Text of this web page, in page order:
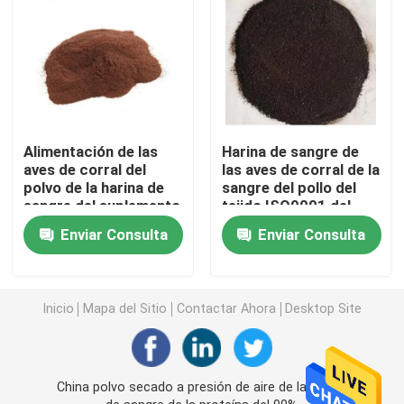
Harina de sangre de las aves de corral
Polvo de la peptona
Intermedios farmacéuticos
Los cerdos alimentan los añadidos
Agentes que colorean naturales
Alimentación de las
aves de corral del
polvo de la harina de
sangre del suplemento
dietético del ganado
de la proteína del 90%
Enviar Consulta
Harina de sangre de
las aves de corral de la
sangre del pollo del
tejido ISO9001 del
músculo de los
animales domésticos
Enviar Consulta
Inicio Mapa del Sitio Contactar Ahora Desktop Site
China polvo secado a presión de aire de la harina